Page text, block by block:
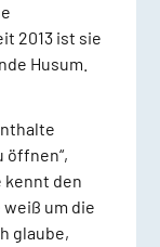
2013 ist sie
Husum.
öffnen“,
kennt den
um die
glaube,